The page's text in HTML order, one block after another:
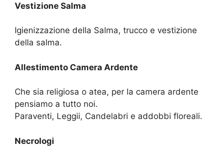
Vestizione Salma
Igienizzazione della Salma, trucco e vestizione
della salma.
Allestimento Camera Ardente
Che sia religiosa o atea, per la camera ardente
pensiamo a tutto noi.
Paraventi, Leggii, Candelabri e addobbi floreali.
Necrologi